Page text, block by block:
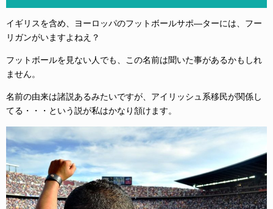
イギリスを含め、ヨーロッパのフットボールサポ―ターには、フー
リガンがいますよねえ？
フットボールを見ない人でも、この名前は聞いた事があるかもしれ
ません。
名前の由来は諸説あるみたいですが、アイリッシュ系移民が関係し
てる・・・という説が私はかなり頷けます。